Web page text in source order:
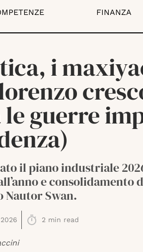
FINANZA
i
le guerre
il piano industriale
e
Nautor Swan.
2 min read